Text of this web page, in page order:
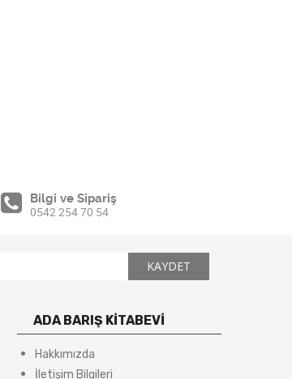
Bilgi ve Sipariş
0542 254 70 54
ADA BARIŞ KİTABEVİ
Hakkımızda
İletişim Bilgileri